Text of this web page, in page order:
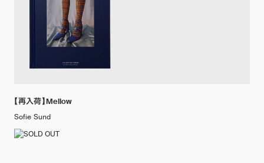
【再入荷】Mellow
Sofie Sund